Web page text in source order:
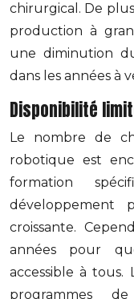
chirurgical. De
production à
une diminution
dans les années à
Disponibilité
Le nombre de
robotique est
formation
développement
croissante.
années pour
accessible à
programmes